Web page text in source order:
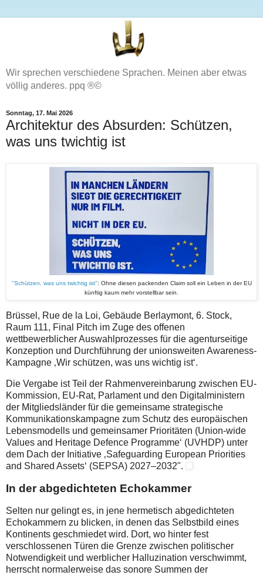
Wir sprechen verschiedene Sprachen. Meinen aber etwas
völlig anderes. ppq ®©
Sonntag, 17. Mai 2026
Architektur des Absurden: Schützen,
was uns twichtig ist
"Schützen, was uns twichtig ist": Ohne diesen packenden Claim soll ein Leben in der EU
künftig kaum mehr vorstellbar sein.
Brüssel, Rue de la Loi, Gebäude Berlaymont, 6. Stock,
Raum 111, Final Pitch im Zuge des offenen
wettbewerblicher Auswahlprozesses für die agenturseitige
Konzeption und Durchführung der unionsweiten Awareness-
Kampagne ‚Wir schützen, was uns wichtig ist‘.
Die Vergabe ist Teil der Rahmenvereinbarung zwischen EU-
Kommission, EU-Rat, Parlament und den Digitalministern
der Mitgliedsländer für die gemeinsame strategische
Kommunikationskampagne zum Schutz des europäischen
Lebensmodells und gemeinsamer Prioritäten (Union-wide
Values and Heritage Defence Programme‘ (UVHDP) unter
dem Dach der Initiative ‚Safeguarding European Priorities
and Shared Assets‘ (SEPSA) 2027–2032".
In der abgedichteten Echokammer
Selten nur gelingt es, in jene hermetisch abgedichteten
Echokammern zu blicken, in denen das Selbstbild eines
Kontinents geschmiedet wird. Dort, wo hinter fest
verschlossenen Türen die Grenze zwischen politischer
Notwendigkeit und werblicher Halluzination verschwimmt,
herrscht normalerweise das sonore Summen der